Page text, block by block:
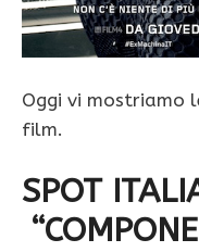
Oggi vi mostriamo
film.
SPOT